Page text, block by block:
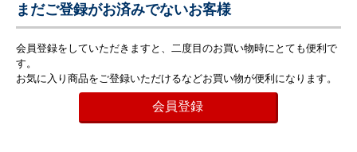
まだご登録がお済みでないお客様
会員登録をしていただきますと、二度目のお買い物時にとても便利で
す。
お気に入り商品をご登録いただけるなどお買い物が便利になります。
会員登録